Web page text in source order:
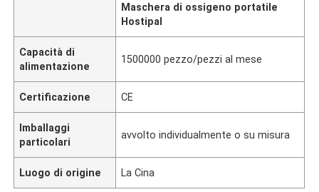
Maschera di ossigeno portatile
Hostipal
Capacità di
alimentazione
1500000 pezzo/pezzi al mese
Certificazione CE
Imballaggi
particolari
avvolto individualmente o su misura
Luogo di origine La Cina